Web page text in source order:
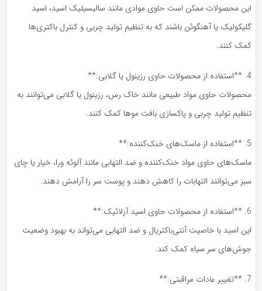
این محصولات ممکن است حاوی موادی مانند سالیسیلیک اسید، اسید
گلیکولیک یا آهنگوئن باشند که به تنظیم تولید چربی و کنترل باکتری‌ها
کمک کنند.
4. **استفاده از محصولات حاوی رزینول یا گلابی:**
محصولات حاوی مواد طبیعی مانند خاک رس، رزینول یا گلابی می‌توانند به
تنظیم تولید چربی و پاکسازی بافت موها کمک کنند.
5. **استفاده از ماسک‌های خنک‌کننده:**
ماسک‌های حاوی مواد خنک‌کننده و ضد التهابی مانند آلوئه ورا، خیار یا چای
سبز می‌توانند التهابات را کاهش دهند و پوست سر را آرامش دهند.
6. **استفاده از محصولات حاوی اسید آزلائیک:**
این اسید با خاصیت آنتی‌باکتریال و ضد التهابی می‌تواند به بهبود وضعیت
جوش‌های سر سیاه کمک کند.
7. **تغییر عادات مراقبتی:**